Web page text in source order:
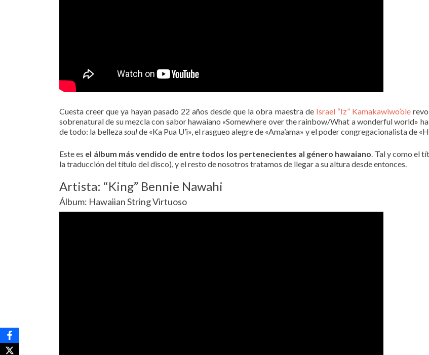
Cuesta creer que ya hayan pasado 22 años desde que la obra maestra de Israel “Iz” Kamakawiwo’ole
sobrenatural de su mezcla con sabor hawaiano «Somewhere over the rainbow/What a wonderful world»
de todo: la bellezasoulde «Ka Pua U’i», el rasgueo alegre de «Ama’ama» y el poder congregacionalista de
Este es el álbum más vendido de entre todos los pertenecientes al género hawaiano. Tal y como el
la traducción del título del disco), y el resto de nosotros tratamos de llegar a su altura desde entonces.
Artista: “King” Bennie Nawahi
Álbum: Hawaiian String Virtuoso